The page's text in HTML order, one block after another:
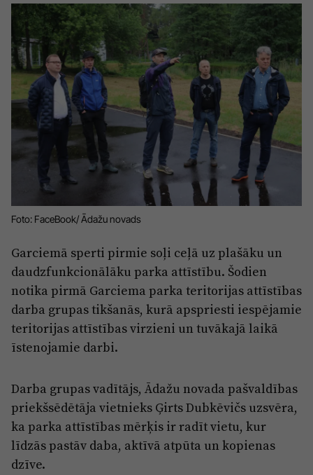
Sports
Drošība
Pasākumi
Pierīga
Ķekava
Ropaži
Salaspils
Saulkrasti
Sigulda
Jūrmala
Projekti
Mediju atbalsta fonds
Zivju fonds
Zaļā nākotne
Iedvesmai nav vecuma
Kodols
Kontakti
Reklāma
Ētikas kodekss
Pārredzamības paziņojumi
Foto: FaceBook/ Ādažu novads
Garciemā sperti pirmie soļi ceļā uz plašāku un
daudzfunkcionālāku parka attīstību. Šodien
notika pirmā Garciema parka teritorijas attīstības
darba grupas tikšanās, kurā apspriesti iespējamie
teritorijas attīstības virzieni un tuvākajā laikā
īstenojamie darbi.
Darba grupas vadītājs, Ādažu novada pašvaldības
priekšsēdētāja vietnieks Ģirts Dubkēvičs uzsvēra,
ka parka attīstības mērķis ir radīt vietu, kur
līdzās pastāv daba, aktīvā atpūta un kopienas
dzīve.